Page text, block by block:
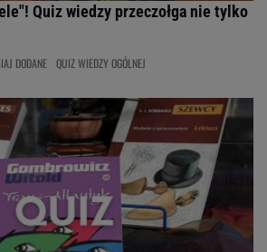
Quiz wiedzy przeczołga nie tylko
DODANE QUIZ WIEDZY OGÓLNEJ